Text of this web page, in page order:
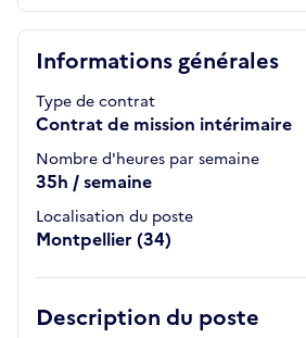
Informations générales
Type de contrat
Contrat de mission intérimaire
Nombre d'heures par semaine
35h / semaine
Localisation du poste
Montpellier (34)
Description du poste